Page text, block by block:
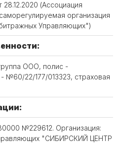
(Ассоциация
организация
Управляющих")
ООО, полис -
№60/22/177/013323, страховая
№229612. Организация:
"СИБИРСКИЙ ЦЕНТР